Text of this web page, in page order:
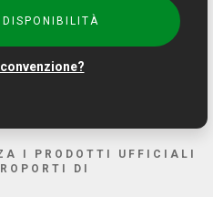
convenzione?
I PRODOTTI UFFICIALI
DI